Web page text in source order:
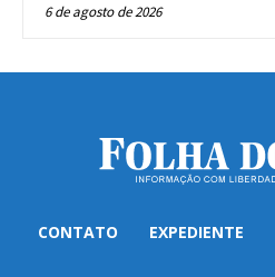
6 de agosto de 2026
CONTATO EXPEDIENTE